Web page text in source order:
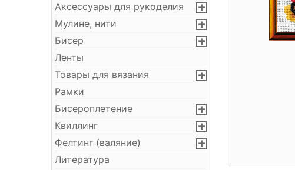
Аксессуары для рукоделия
Мулине, нити
Бисер
Ленты
Товары для вязания
Рамки
Бисероплетение
Квиллинг
Фелтинг (валяние)
Литература